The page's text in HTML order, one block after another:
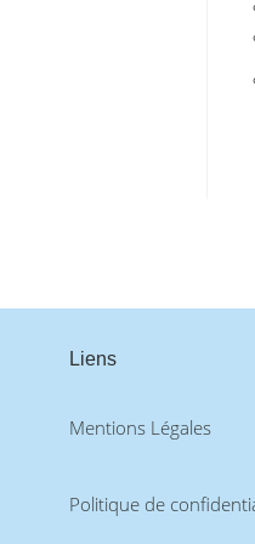
Liens
Mentions Légales
Politique de